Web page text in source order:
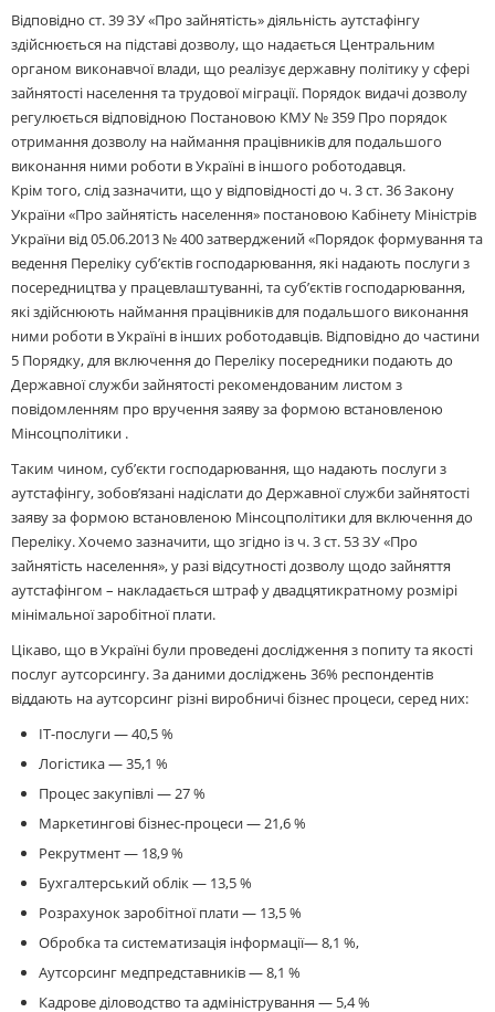
Відповідно ст. 39 ЗУ «Про зайнятість» діяльність аутстафінгу
здійснюється на підставі дозволу, що надається Центральним
органом виконавчої влади, що реалізує державну політику у сфері
зайнятості населення та трудової міграції. Порядок видачі дозволу
регулюється відповідною Постановою КМУ № 359 Про порядок
отримання дозволу на наймання працівників для подальшого
виконання ними роботи в Україні в іншого роботодавця.
Крім того, слід зазначити, що у відповідності до ч. 3 ст. 36 Закону
України «Про зайнятість населення» постановою Кабінету Міністрів
України від 05.06.2013 № 400 затверджений «Порядок формування та
ведення Переліку суб’єктів господарювання, які надають послуги з
посередництва у працевлаштуванні, та суб’єктів господарювання,
які здійснюють наймання працівників для подальшого виконання
ними роботи в Україні в інших роботодавців. Відповідно до частини
5 Порядку, для включення до Переліку посередники подають до
Державної служби зайнятості рекомендованим листом з
повідомленням про вручення заяву за формою встановленою
Мінсоцполітики .
Таким чином, суб’єкти господарювання, що надають послуги з
аутстафінгу, зобов’язані надіслати до Державної служби зайнятості
заяву за формою встановленою Мінсоцполітики для включення до
Переліку. Хочемо зазначити, що згідно із ч. 3 ст. 53 ЗУ «Про
зайнятість населення», у разі відсутності дозволу щодо зайняття
аутстафінгом – накладається штраф у двадцятикратному розмірі
мінімальної заробітної плати.
Цікаво, що в Україні були проведені дослідження з попиту та якості
послуг аутсорсингу. За даними досліджень 36% респондентів
віддають на аутсорсинг різні виробничі бізнес процеси, серед них:
IT-послуги — 40,5 %
Логістика — 35,1 %
Процес закупівлі — 27 %
Маркетингові бізнес-процеси — 21,6 %
Рекрутмент — 18,9 %
Бухгалтерський облік — 13,5 %
Розрахунок заробітної плати — 13,5 %
Обробка та систематизація інформації— 8,1 %,
Аутсорсинг медпредставників — 8,1 %
Кадрове діловодство та адміністрування — 5,4 %